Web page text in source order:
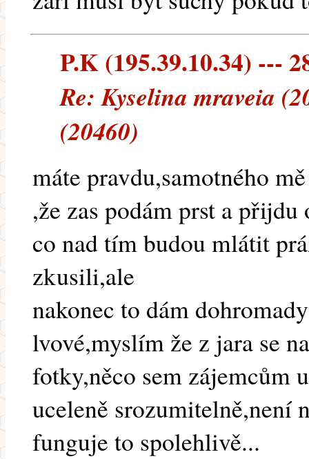
P.K (195.39.10.34) ---
Re: Kyselina mraveia
(20460)
máte pravdu,samotného
,že zas podám prst a
co nad tím budou mlátit
zkusili,ale
nakonec to dám
lvové,myslím že z jara se
fotky,něco sem zájemcům
uceleně srozumitelně,není
funguje to spolehlivě...